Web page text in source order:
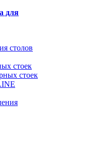
для
столов
стоек
стоек